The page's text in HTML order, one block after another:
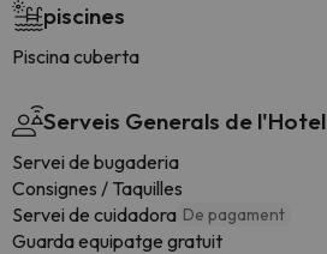
piscines
Piscina cuberta
Serveis Generals de l'Hotel
Servei de bugaderia
Consignes / Taquilles
Servei de cuidadora De pagament
Guarda equipatge gratuit